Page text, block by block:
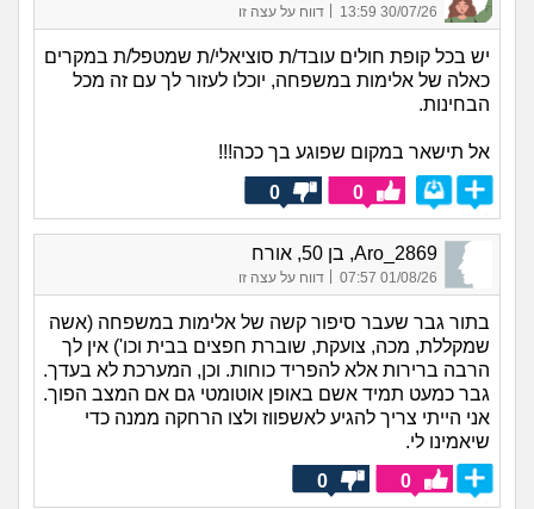
30/07/26 13:59 דווח על עצה זו
יש בכל קופת חולים עובד/ת סוציאלי/ת שמטפל/ת במקרים
כאלה של אלימות במשפחה, יוכלו לעזור לך עם זה מכל
הבחינות.
אל תישאר במקום שפוגע בך ככה!!!
0
0
Aro_2869, בן 50, אורח
01/08/26 07:57
| דווח על עצה זו
בתור גבר שעבר סיפור קשה של אלימות במשפחה (אשה
שמקללת, מכה, צועקת, שוברת חפצים בבית וכו') אין לך
הרבה ברירות אלא להפריד כוחות. וכן, המערכת לא בעדך.
גבר כמעט תמיד אשם באופן אוטומטי גם אם המצב הפוך.
אני הייתי צריך להגיע לאשפווז ולצו הרחקה ממנה כדי
שיאמינו לי.
0
0